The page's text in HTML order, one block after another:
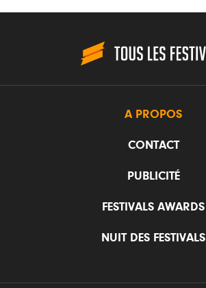
A PROPOS
CONTACT
PUBLICITÉ
FESTIVALS AWARDS
NUIT DES FESTIVALS